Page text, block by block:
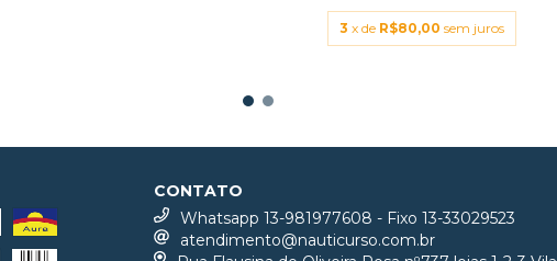
3 x de R$80,00 sem juros
CONTATO
Whatsapp 13-981977608 - Fixo 13-33029523
atendimento@nauticurso.com.br